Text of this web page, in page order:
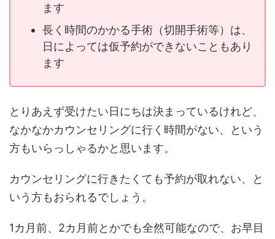
ます
長く時間のかかる手術（切開手術等）は、
日によっては仮予約ができないこともあり
ます
とりあえず受けたい日にちは決まっているけれど、
なかなかカウンセリングに行く時間がない、という
方もいらっしゃるかと思います。
カウンセリングに行きたくても予約が取れない、と
いう方もおられるでしょう。
1カ月前、2カ月前とかでも全然可能なので、お早目